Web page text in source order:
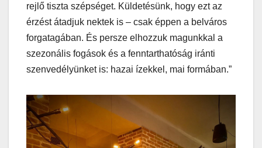
rejlő tiszta szépséget. Küldetésünk, hogy ezt az
érzést átadjuk nektek is – csak éppen a belváros
forgatagában. És persze elhozzuk magunkkal a
szezonális fogások és a fenntarthatóság iránti
szenvedélyünket is: hazai ízekkel, mai formában.”